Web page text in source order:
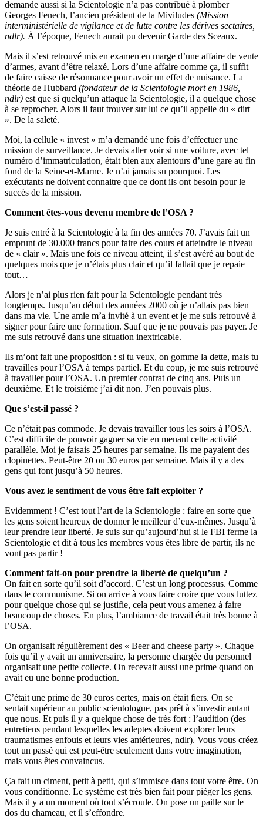
demande aussi si la Scientologie n’a pas contribué à plomber
Georges Fenech, l’ancien président de la Miviludes (Mission
interministérielle de vigilance et de lutte contre les dérives sectaires,
ndlr). À l’époque, Fenech aurait pu devenir Garde des Sceaux.
Mais il s’est retrouvé mis en examen en marge d’une affaire de vente
d’armes, avant d’être relaxé. Lors d’une affaire comme ça, il suffit
de faire caisse de résonnance pour avoir un effet de nuisance. La
théorie de Hubbard (fondateur de la Scientologie mort en 1986,
ndlr) est que si quelqu’un attaque la Scientologie, il a quelque chose
à se reprocher. Alors il faut trouver sur lui ce qu’il appelle du « dirt
». De la saleté.
Moi, la cellule « invest » m’a demandé une fois d’effectuer une
mission de surveillance. Je devais aller voir si une voiture, avec tel
numéro d’immatriculation, était bien aux alentours d’une gare au fin
fond de la Seine-et-Marne. Je n’ai jamais su pourquoi. Les
exécutants ne doivent connaitre que ce dont ils ont besoin pour le
succès de la mission.
Comment êtes-vous devenu membre de l’OSA ?
Je suis entré à la Scientologie à la fin des années 70. J’avais fait un
emprunt de 30.000 francs pour faire des cours et atteindre le niveau
de « clair ». Mais une fois ce niveau atteint, il s’est avéré au bout de
quelques mois que je n’étais plus clair et qu’il fallait que je repaie
tout…
Alors je n’ai plus rien fait pour la Scientologie pendant très
longtemps. Jusqu’au début des années 2000 où je n’allais pas bien
dans ma vie. Une amie m’a invité à un event et je me suis retrouvé à
signer pour faire une formation. Sauf que je ne pouvais pas payer. Je
me suis retrouvé dans une situation inextricable.
Ils m’ont fait une proposition : si tu veux, on gomme la dette, mais tu
travailles pour l’OSA à temps partiel. Et du coup, je me suis retrouvé
à travailler pour l’OSA. Un premier contrat de cinq ans. Puis un
deuxième. Et le troisième j’ai dit non. J’en pouvais plus.
Que s’est-il passé ?
Ce n’était pas commode. Je devais travailler tous les soirs à l’OSA.
C’est difficile de pouvoir gagner sa vie en menant cette activité
parallèle. Moi je faisais 25 heures par semaine. Ils me payaient des
clopinettes. Peut-être 20 ou 30 euros par semaine. Mais il y a des
gens qui font jusqu’à 50 heures.
Vous avez le sentiment de vous être fait exploiter ?
Evidemment ! C’est tout l’art de la Scientologie : faire en sorte que
les gens soient heureux de donner le meilleur d’eux-mêmes. Jusqu’à
leur prendre leur liberté. Je suis sur qu’aujourd’hui si le FBI ferme la
Scientologie et dit à tous les membres vous êtes libre de partir, ils ne
vont pas partir !
Comment fait-on pour prendre la liberté de quelqu’un ?
On fait en sorte qu’il soit d’accord. C’est un long processus. Comme
dans le communisme. Si on arrive à vous faire croire que vous luttez
pour quelque chose qui se justifie, cela peut vous amenez à faire
beaucoup de choses. En plus, l’ambiance de travail était très bonne à
l’OSA.
On organisait régulièrement des « Beer and cheese party ». Chaque
fois qu’il y avait un anniversaire, la personne chargée du personnel
organisait une petite collecte. On recevait aussi une prime quand on
avait eu une bonne production.
C’était une prime de 30 euros certes, mais on était fiers. On se
sentait supérieur au public scientologue, pas prêt à s’investir autant
que nous. Et puis il y a quelque chose de très fort : l’audition (des
entretiens pendant lesquelles les adeptes doivent explorer leurs
traumatismes enfouis et leurs vies antérieures, ndlr). Vous vous créez
tout un passé qui est peut-être seulement dans votre imagination,
mais vous êtes convaincus.
Ça fait un ciment, petit à petit, qui s’immisce dans tout votre être. On
vous conditionne. Le système est très bien fait pour piéger les gens.
Mais il y a un moment où tout s’écroule. On pose un paille sur le
dos du chameau, et il s’effondre.